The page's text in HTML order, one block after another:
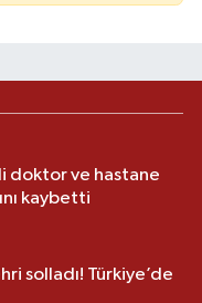
doktor ve hastane
kaybetti
solladı! Türkiye’de